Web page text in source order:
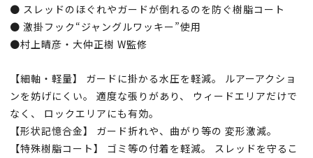
● スレッドのほぐれやガードが倒れるのを防ぐ樹脂コート
● 激掛フック“ジャングルワッキー”使用
●村上晴彦・大仲正樹 W監修
【細軸・軽量】 ガードに掛かる水圧を軽減。 ルアーアクショ
ンを妨げにくい。 適度な張りがあり、 ウィードエリアだけで
なく、 ロックエリアにも有効。
【形状記憶合金】 ガード折れや、曲がり等の 変形激減。
【特殊樹脂コート】 ゴミ等の付着を軽減。 スレッドを守るこ